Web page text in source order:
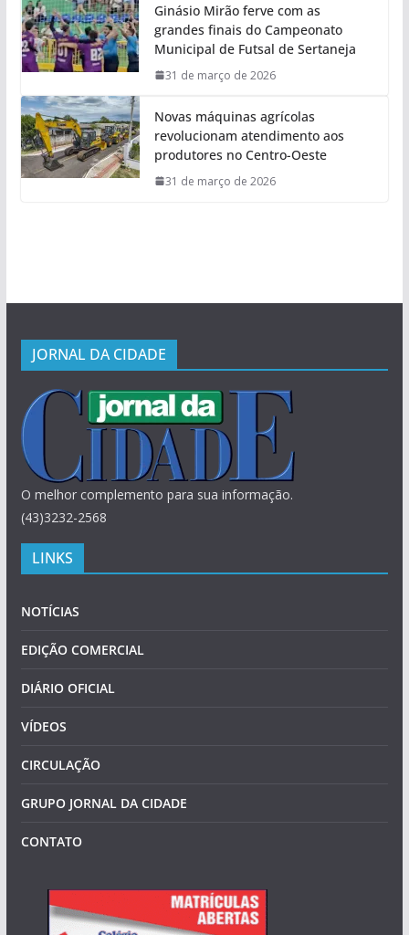
Ginásio Mirão ferve com as
grandes finais do Campeonato
Municipal de Futsal de Sertaneja
31 de março de 2026
Novas máquinas agrícolas
revolucionam atendimento aos
produtores no Centro-Oeste
31 de março de 2026
JORNAL DA CIDADE
O melhor complemento para sua informação.
(43)3232-2568
LINKS
NOTÍCIAS
EDIÇÃO COMERCIAL
DIÁRIO OFICIAL
VÍDEOS
CIRCULAÇÃO
GRUPO JORNAL DA CIDADE
CONTATO